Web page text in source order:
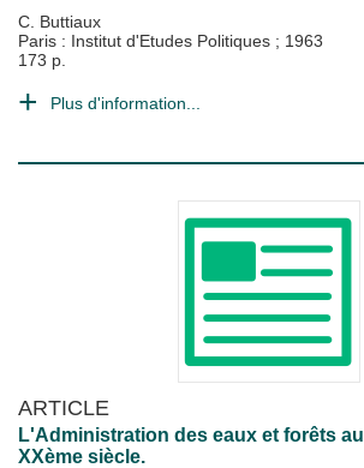
C. Buttiaux
Paris : Institut d'Etudes Politiques ; 1963
173 p.
Plus d'information...
ARTICLE
L'Administration des eaux et forêts au
XXème siècle.